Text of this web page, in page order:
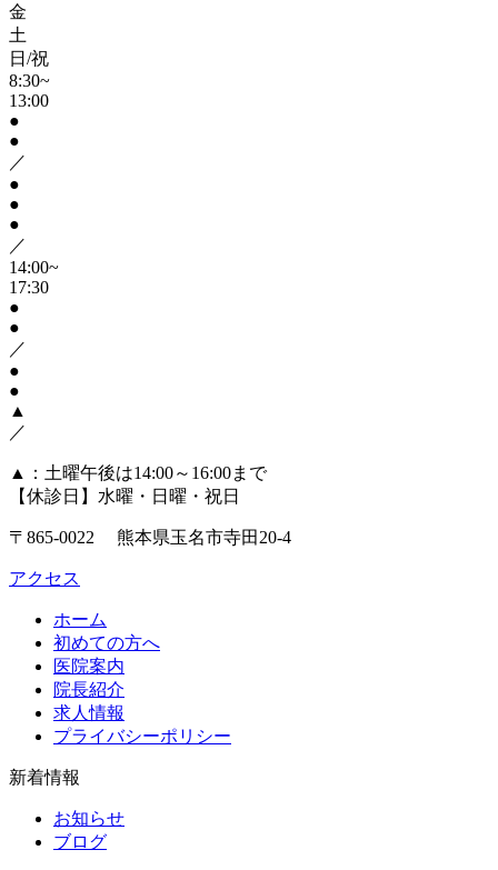
金
土
日/祝
8:30~
13:00
●
●
／
●
●
●
／
14:00~
17:30
●
●
／
●
●
▲
／
▲
：土曜午後は14:00～16:00まで
【休診日】水曜・日曜・祝日
〒865-0022 熊本県玉名市寺田20-4
アクセス
ホーム
初めての方へ
医院案内
院長紹介
求人情報
プライバシーポリシー
新着情報
お知らせ
ブログ